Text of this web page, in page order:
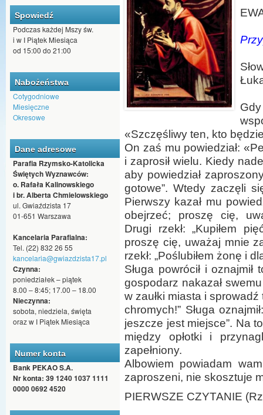
Spowiedź
Podczas każdej Mszy św.
i w I Piątek Miesiąca
od 15:00 do 21:00
Nabożeństwa
Cotygodniowe
Miesięczne
Okresowe
Dane adresowe
Parafia Rzymsko-Katolicka
Świętych Wyznawców:
o. Rafała Kalinowskiego
i br. Alberta Chmielowskiego
ul. Gwiaździsta 17
01-651 Warszawa
Kancelaria Parafialna:
Tel. (22) 832 26 55
kancelaria@gwiazdzista17.pl
Czynna:
poniedziałek – piątek
8.00 – 8:45; 17.00 – 18.00
Nieczynna:
sobota, niedziela, święta
oraz w I Piątek Miesiąca
Numer konta
Bank PEKAO S.A.
Nr konta: 39 1240 1037 1111
0000 0692 4520
«Szczęśliwy ten, kto
On zaś mu powiedział:
i zaprosił wielu. Kiedy
aby powiedział
gotowe”. Wtedy zaczęli
Pierwszy kazał mu
obejrzeć; proszę cię,
Drugi rzekł: „Kupiłem
proszę cię, uważaj mnie
rzekł: „Poślubiłem żonę i
Sługa powrócił i
gospodarz nakazał
w zaułki miasta i
chromych!” Sługa
jeszcze jest miejsce”. Na
między opłotki i
zapełniony.
Albowiem powiadam
zaproszeni, nie skosztuje
PIERWSZE CZYTANIE